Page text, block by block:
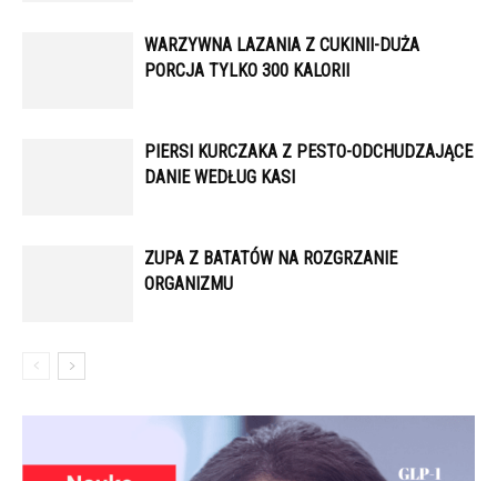
WARZYWNA LAZANIA Z CUKINII-DUŻA
PORCJA TYLKO 300 KALORII
PIERSI KURCZAKA Z PESTO-ODCHUDZAJĄCE
DANIE WEDŁUG KASI
ZUPA Z BATATÓW NA ROZGRZANIE
ORGANIZMU